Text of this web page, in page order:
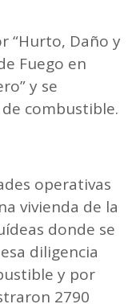
“Hurto, Daño y
Fuego en
y se
combustible.
operativas
vivienda de la
donde se
diligencia
y por
2790